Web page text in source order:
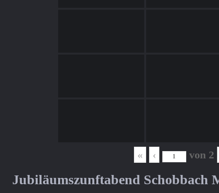
« ‹ von 2
Jubiläumszunftabend Schobbach